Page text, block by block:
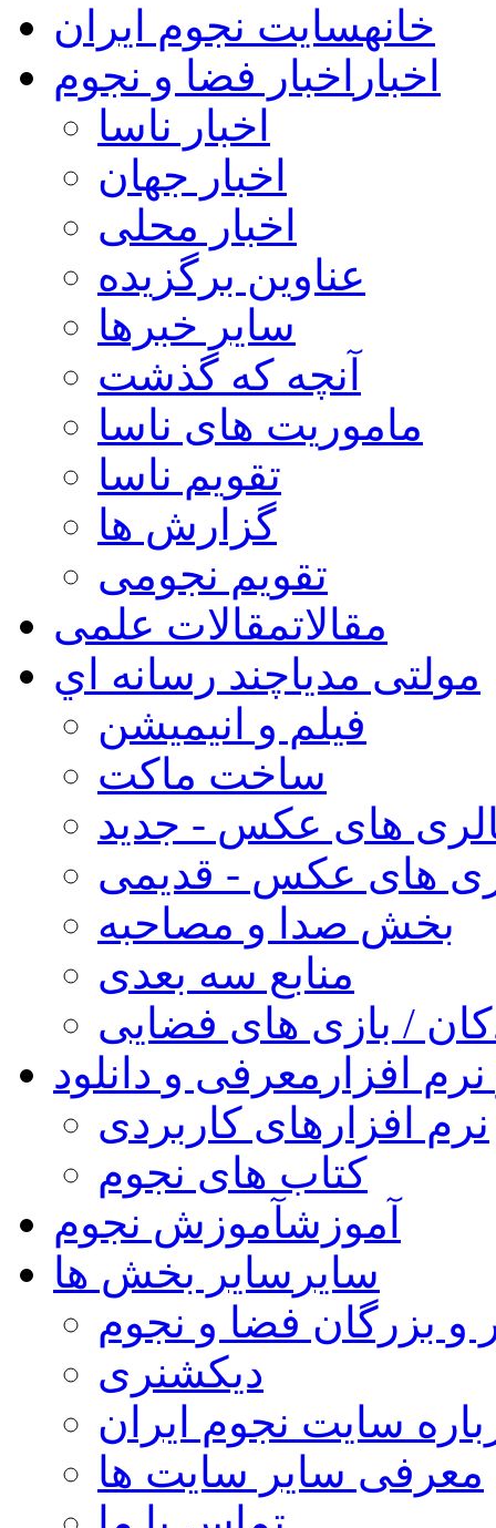
خانهسایت نجوم ایران
اخبار اخبار فضا و نجوم
اخبار ناسا
اخبار جهان
اخبار محلی
عناوین برگزیده
سایر خبرها
آنچه که گذشت
ماموریت های ناسا
تقویم ناسا
گزارش ها
تقویم نجومی
مقالاتمقالات علمی
مولتی مدیاچند رسانه اي
فیلم و انیمیشن
ساخت ماکت
های عکس - جدید
های عکس - قدیمی
بخش صدا و مصاحبه
منابع سه بعدی
/ بازی های فضایی
افزار معرفی و دانلود
نرم افزارهای کاربردی
کتاب های نجوم
آموزشآموزش نجوم
سایر سایر بخش ها
و بزرگان فضا و نجوم
دیکشنری
سایت نجوم ایران
معرفی سایر سایت ها